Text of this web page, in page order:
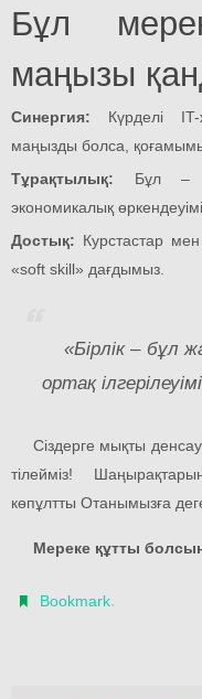
Бұл
маңызы
Синергия: Күрделі IT-
маңызды болса,
Тұрақтылық: Бұл –
экономикалық
Достық: Курстастар
«soft skill» дағдымыз.
«Бірлік – бұл
ортақ
Сіздерге мықты
тілейміз!
көпұлтты Отанымызға
Мереке құтты
Bookmark.